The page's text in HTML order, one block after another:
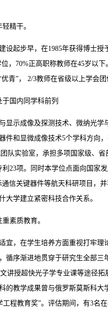
精干。
设起步早，在1985年获得博士
，70%正高职称教师在45岁以
青”， 2/3教师在省级以上学会
于国内同学科前列
显示成像及探测技术、微纳光
件和显微成像技术5个学科方向
队实验室，承担多项国家级、
23项。同时本学位点面向国家
信关键器件等航天科研项目，
大学建立紧密科技合作关系。
素质教育。
宜，在学生培养方面重视打牢
循序渐进地贯穿于研究生全部
讲授超快光子学专业课等途径
的教学成果曾与俄罗斯莫斯科
工程教育奖”。评估期间，有3名